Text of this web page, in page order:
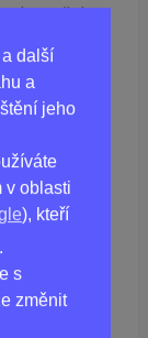
další
a
jeho
v oblasti
), kteří
s
změnit
umělé
že je to
své krásy,
dnes!